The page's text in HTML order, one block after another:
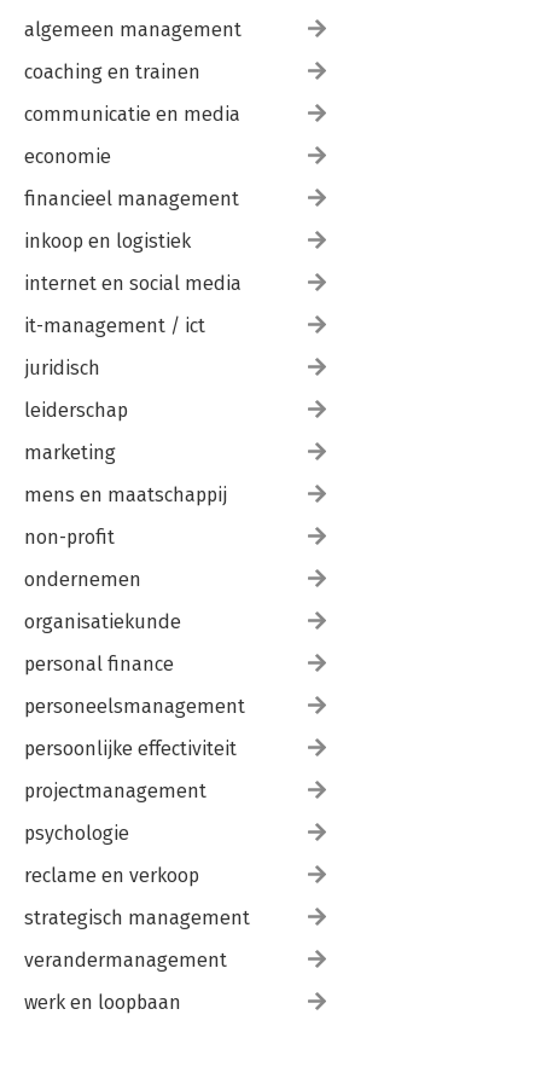
algemeen management
coaching en trainen
communicatie en media
economie
financieel management
inkoop en logistiek
internet en social media
it-management / ict
juridisch
leiderschap
marketing
mens en maatschappij
non-profit
ondernemen
organisatiekunde
personal finance
personeelsmanagement
persoonlijke effectiviteit
projectmanagement
psychologie
reclame en verkoop
strategisch management
verandermanagement
werk en loopbaan